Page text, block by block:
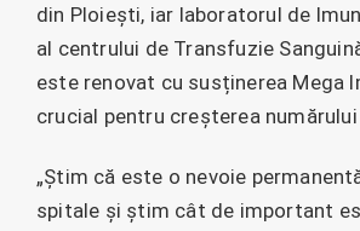
din Ploiești, iar laboratorul de
al centrului de Transfuzie
este renovat cu susținerea Mega
crucial pentru creșterea
„Știm că este o nevoie
spitale și știm cât de important